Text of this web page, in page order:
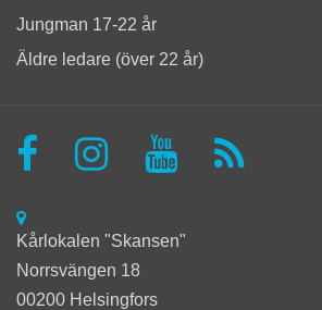
Jungman 17-22 år
Äldre ledare (över 22 år)
Kårlokalen "Skansen"
Norrsvängen 18
00200 Helsingfors